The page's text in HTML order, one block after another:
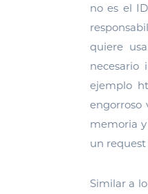
no es el
quiere
necesario
ejemplo
engorroso
memoria y
un request
Similar a